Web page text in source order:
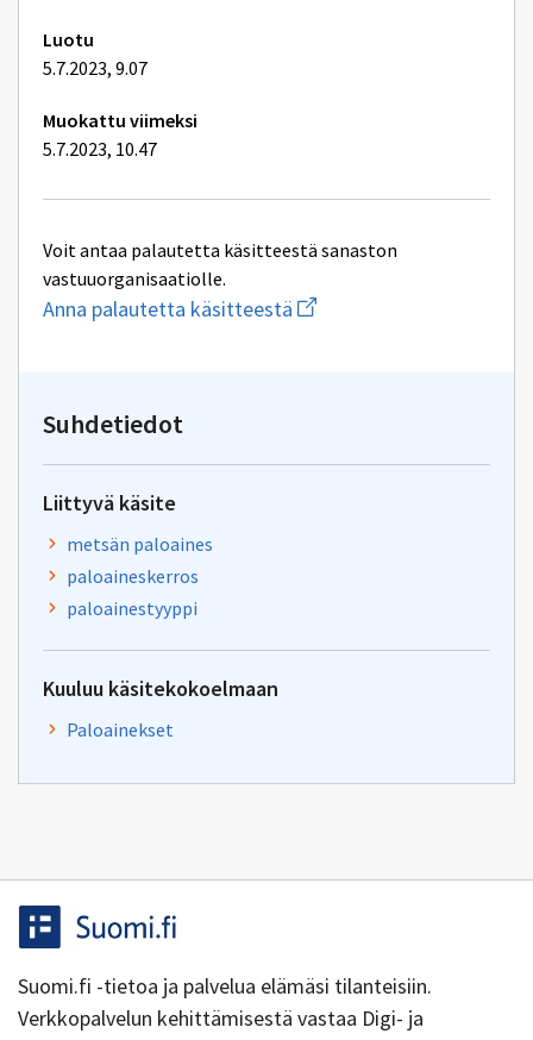
Luotu
5.7.2023, 9.07
Muokattu viimeksi
5.7.2023, 10.47
Voit antaa palautetta käsitteestä sanaston
vastuuorganisaatiolle.
Anna palautetta käsitteestä Aloita
uuden
Suhdetiedot
Liittyvä käsite
metsän paloaines
paloaineskerros
paloainestyyppi
Kuuluu käsitekokoelmaan
Paloainekset
Suomi.fi -tietoa ja palvelua elämäsi tilanteisiin.
Verkkopalvelun kehittämisestä vastaa Digi- ja